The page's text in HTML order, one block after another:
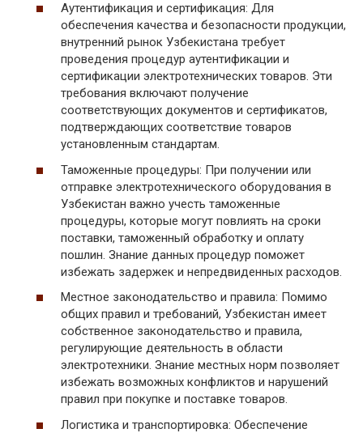
Аутентификация и сертификация: Для
обеспечения качества и безопасности продукции,
внутренний рынок Узбекистана требует
проведения процедур аутентификации и
сертификации электротехнических товаров. Эти
требования включают получение
соответствующих документов и сертификатов,
подтверждающих соответствие товаров
установленным стандартам.
Таможенные процедуры: При получении или
отправке электротехнического оборудования в
Узбекистан важно учесть таможенные
процедуры, которые могут повлиять на сроки
поставки, таможенный обработку и оплату
пошлин. Знание данных процедур поможет
избежать задержек и непредвиденных расходов.
Местное законодательство и правила: Помимо
общих правил и требований, Узбекистан имеет
собственное законодательство и правила,
регулирующие деятельность в области
электротехники. Знание местных норм позволяет
избежать возможных конфликтов и нарушений
правил при покупке и поставке товаров.
Логистика и транспортировка: Обеспечение